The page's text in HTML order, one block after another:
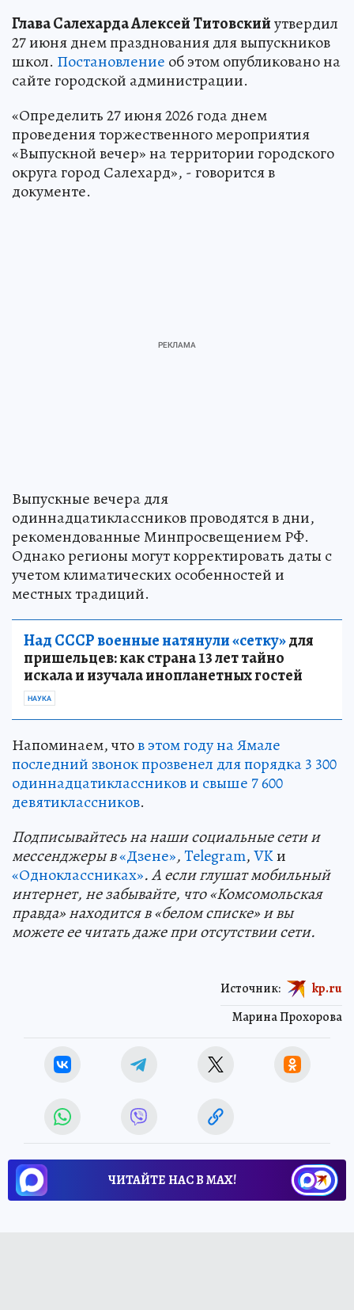
Глава Салехарда Алексей Титовскийутвердил
27 июня днем празднования для выпускников
школ. Постановление об этом опубликовано на
сайте городской администрации.
«Определить 27 июня 2026 года днем
проведения торжественного мероприятия
«Выпускной вечер» на территории городского
округа город Салехард», - говорится в
документе.
Выпускные вечера для
одиннадцатиклассников проводятся в дни,
рекомендованные Минпросвещением РФ.
Однако регионы могут корректировать даты с
учетом климатических особенностей и
местных традиций.
Над СССР военные натянули «сетку»для
пришельцев: как страна 13 лет тайно
искала и изучала инопланетных гостей
НАУКА
Напоминаем, чтов этом году на Ямале
последний звонок прозвенел для порядка 3 300
одиннадцатиклассников и свыше 7 600
девятиклассников.
Подписывайтесь на наши социальные сети и
мессенджеры в«Дзене»,Telegram,VKи
«Одноклассниках». А если глушат мобильный
интернет, не забывайте, что «Комсомольская
правда» находится в «белом списке» и вы
можете ее читать даже при отсутствии сети.
Марина Прохорова
Источник: kp.ru
ЧИТАЙТЕ НАС В МАХ!